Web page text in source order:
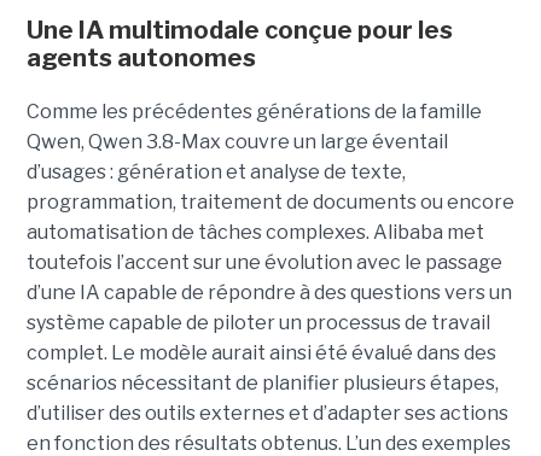
Une IA multimodale conçue pour les
agents autonomes
Comme les précédentes générations de la famille
Qwen, Qwen 3.8-Max couvre un large éventail
d’usages : génération et analyse de texte,
programmation, traitement de documents ou encore
automatisation de tâches complexes. Alibaba met
toutefois l’accent sur une évolution avec le passage
d’une IA capable de répondre à des questions vers un
système capable de piloter un processus de travail
complet. Le modèle aurait ainsi été évalué dans des
scénarios nécessitant de planifier plusieurs étapes,
d’utiliser des outils externes et d’adapter ses actions
en fonction des résultats obtenus. L’un des exemples